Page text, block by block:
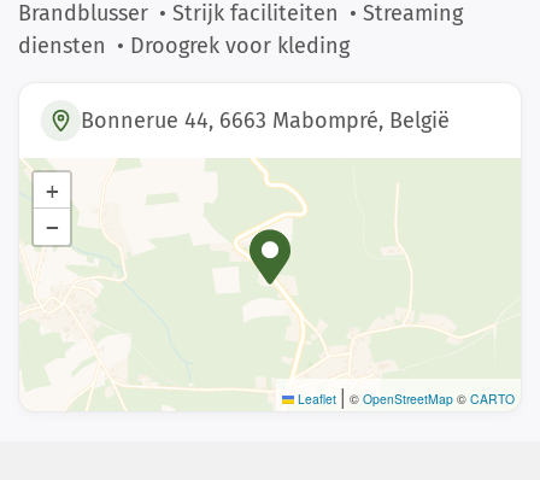
Brandblusser • Strijk faciliteiten • Streaming
diensten • Droogrek voor kleding
Bonnerue 44, 6663 Mabompré, België
+
−
Leaflet | © OpenStreetMap © CARTO